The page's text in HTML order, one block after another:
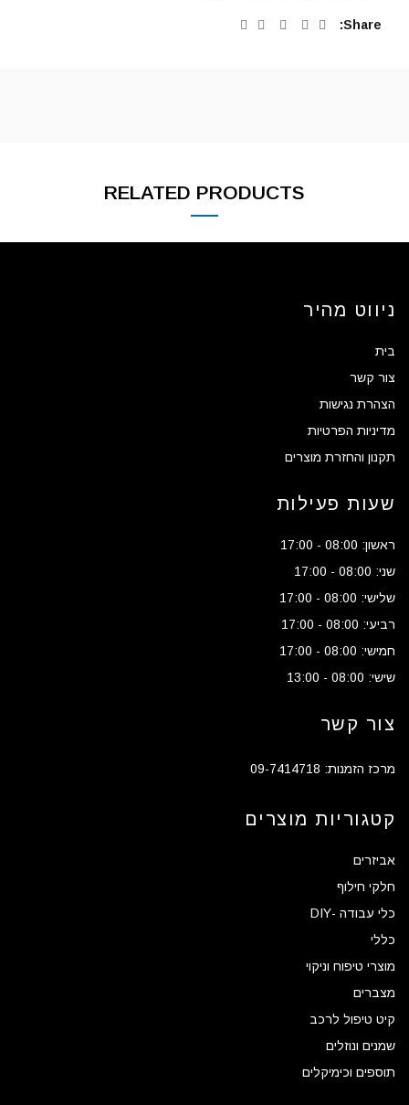
Share
RELATED PRODUCTS
ניווט מהיר
בית
צור קשר
הצהרת נגישות
מדיניות הפרטיות
תקנון והחזרת מוצרים
שעות פעילות
ראשון: 08:00 - 17:00
שני: 08:00 - 17:00
שלישי: 08:00 - 17:00
רביעי: 08:00 - 17:00
חמישי: 08:00 - 17:00
שישי: 08:00 - 13:00
צור קשר
מרכז הזמנות: 09-7414718
קטגוריות מוצרים
אביזרים
חלקי חילוף
כלי עבודה -DIY
כללי
מוצרי טיפוח וניקוי
מצברים
קיט טיפול לרכב
שמנים ונוזלים
תוספים וכימיקלים